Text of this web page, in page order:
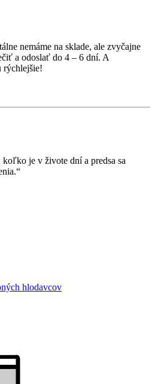
nemáme na sklade, ale zvyčajne
a odoslať do 4 – 6 dní. A
rýchlejšie!
je v živote dní a predsa sa
hlodavcov